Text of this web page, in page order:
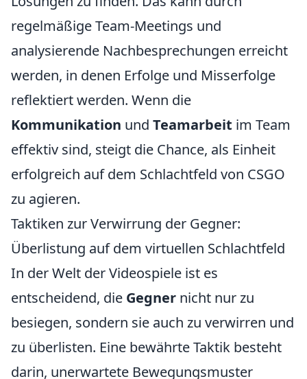
regelmäßige Team-Meetings und
analysierende Nachbesprechungen erreicht
werden, in denen Erfolge und Misserfolge
reflektiert werden. Wenn die
Kommunikation und Teamarbeit im Team
effektiv sind, steigt die Chance, als Einheit
erfolgreich auf dem Schlachtfeld von CSGO
zu agieren.
Taktiken zur Verwirrung der Gegner:
Überlistung auf dem virtuellen Schlachtfeld
In der Welt der Videospiele ist es
entscheidend, die Gegner nicht nur zu
besiegen, sondern sie auch zu verwirren und
zu überlisten. Eine bewährte Taktik besteht
darin, unerwartete Bewegungsmuster